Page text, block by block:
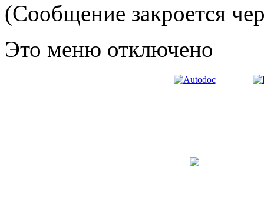
(Сообщение закроется
Это меню отключено